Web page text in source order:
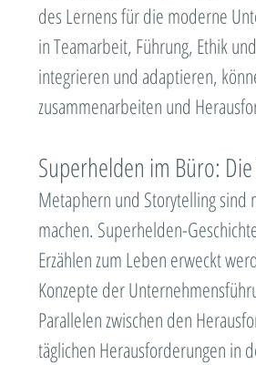
Personalentwicklung Coaching
des Lernens für die moderne
in Teamarbeit, Führung, Ethik
integrieren und adaptieren,
zusammenarbeiten und
Superhelden im Büro:
Metaphern und Storytelling sind
machen. Superhelden-
Erzählen zum Leben erweckt
Konzepte der
Parallelen zwischen den
täglichen Herausforderungen in